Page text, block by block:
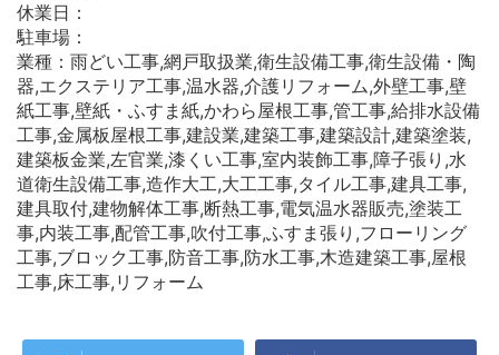
休業日：
駐車場：
業種：雨どい工事,網戸取扱業,衛生設備工事,衛生設備・陶
器,エクステリア工事,温水器,介護リフォーム,外壁工事,壁
紙工事,壁紙・ふすま紙,かわら屋根工事,管工事,給排水設備
工事,金属板屋根工事,建設業,建築工事,建築設計,建築塗装,
建築板金業,左官業,漆くい工事,室内装飾工事,障子張り,水
道衛生設備工事,造作大工,大工工事,タイル工事,建具工事,
建具取付,建物解体工事,断熱工事,電気温水器販売,塗装工
事,内装工事,配管工事,吹付工事,ふすま張り,フローリング
工事,ブロック工事,防音工事,防水工事,木造建築工事,屋根
工事,床工事,リフォーム